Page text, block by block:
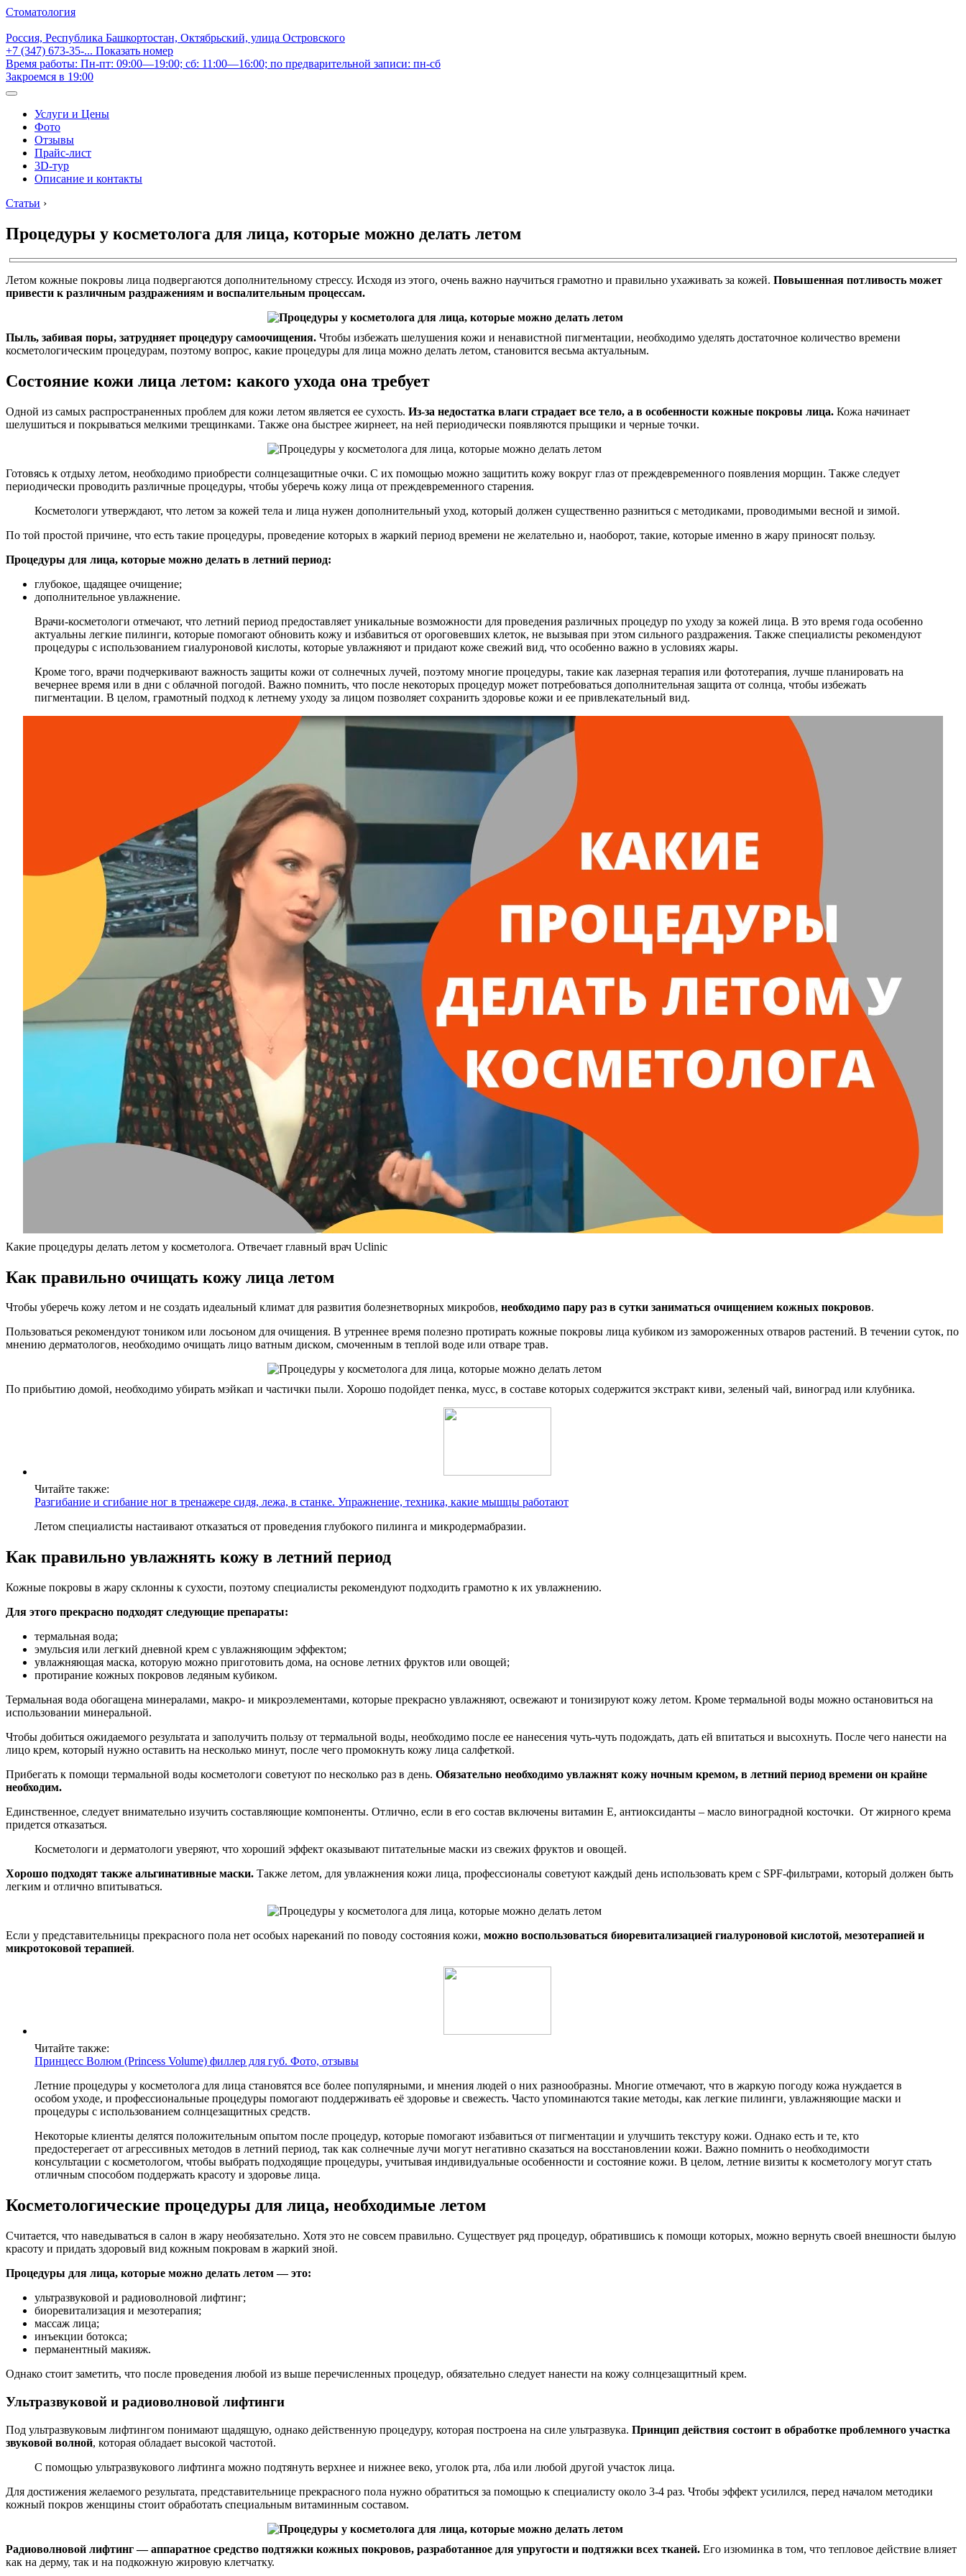
Стоматология
Россия, Республика Башкортостан, Октябрьский, улица Островского
+7 (347) 673-35-... Показать номер
Время работы: Пн-пт: 09:00—19:00; сб: 11:00—16:00; по предварительной записи: пн-сб
Закроемся в 19:00
Услуги и Цены
Фото
Отзывы
Прайс-лист
3D-тур
Описание и контакты
Статьи ›
Процедуры у косметолога для лица, которые можно делать летом
Летом кожные покровы лица подвергаются дополнительному стрессу. Исходя из этого, очень важно научиться грамотно и правильно ухаживать за кожей. Повышенная потливость может
привести к различным раздражениям и воспалительным процессам.
Пыль, забивая поры, затрудняет процедуру самоочищения. Чтобы избежать шелушения кожи и ненавистной пигментации, необходимо уделять достаточное количество времени
косметологическим процедурам, поэтому вопрос, какие процедуры для лица можно делать летом, становится весьма актуальным.
Состояние кожи лица летом: какого ухода она требует
Одной из самых распространенных проблем для кожи летом является ее сухость. Из-за недостатка влаги страдает все тело, а в особенности кожные покровы лица. Кожа начинает
шелушиться и покрываться мелкими трещинками. Также она быстрее жирнеет, на ней периодически появляются прыщики и черные точки.
Готовясь к отдыху летом, необходимо приобрести солнцезащитные очки. С их помощью можно защитить кожу вокруг глаз от преждевременного появления морщин. Также следует
периодически проводить различные процедуры, чтобы уберечь кожу лица от преждевременного старения.
Косметологи утверждают, что летом за кожей тела и лица нужен дополнительный уход, который должен существенно разниться с методиками, проводимыми весной и зимой.
По той простой причине, что есть такие процедуры, проведение которых в жаркий период времени не желательно и, наоборот, такие, которые именно в жару приносят пользу.
Процедуры для лица, которые можно делать в летний период:
глубокое, щадящее очищение;
дополнительное увлажнение.
Врачи-косметологи отмечают, что летний период предоставляет уникальные возможности для проведения различных процедур по уходу за кожей лица. В это время года особенно
актуальны легкие пилинги, которые помогают обновить кожу и избавиться от ороговевших клеток, не вызывая при этом сильного раздражения. Также специалисты рекомендуют
процедуры с использованием гиалуроновой кислоты, которые увлажняют и придают коже свежий вид, что особенно важно в условиях жары.
Кроме того, врачи подчеркивают важность защиты кожи от солнечных лучей, поэтому многие процедуры, такие как лазерная терапия или фототерапия, лучше планировать на
вечернее время или в дни с облачной погодой. Важно помнить, что после некоторых процедур может потребоваться дополнительная защита от солнца, чтобы избежать
пигментации. В целом, грамотный подход к летнему уходу за лицом позволяет сохранить здоровье кожи и ее привлекательный вид.
Какие процедуры делать летом у косметолога. Отвечает главный врач Uclinic
Как правильно очищать кожу лица летом
Чтобы уберечь кожу летом и не создать идеальный климат для развития болезнетворных микробов, необходимо пару раз в сутки заниматься очищением кожных покровов.
Пользоваться рекомендуют тоником или лосьоном для очищения. В утреннее время полезно протирать кожные покровы лица кубиком из замороженных отваров растений. В течении суток, по
мнению дерматологов, необходимо очищать лицо ватным диском, смоченным в теплой воде или отваре трав.
По прибытию домой, необходимо убирать мэйкап и частички пыли. Хорошо подойдет пенка, мусс, в составе которых содержится экстракт киви, зеленый чай, виноград или клубника.
Читайте также:
Разгибание и сгибание ног в тренажере сидя, лежа, в станке. Упражнение, техника, какие мышцы работают
Летом специалисты настаивают отказаться от проведения глубокого пилинга и микродермабразии.
Как правильно увлажнять кожу в летний период
Кожные покровы в жару склонны к сухости, поэтому специалисты рекомендуют подходить грамотно к их увлажнению.
Для этого прекрасно подходят следующие препараты:
термальная вода;
эмульсия или легкий дневной крем с увлажняющим эффектом;
увлажняющая маска, которую можно приготовить дома, на основе летних фруктов или овощей;
протирание кожных покровов ледяным кубиком.
Термальная вода обогащена минералами, макро- и микроэлементами, которые прекрасно увлажняют, освежают и тонизируют кожу летом. Кроме термальной воды можно остановиться на
использовании минеральной.
Чтобы добиться ожидаемого результата и заполучить пользу от термальной воды, необходимо после ее нанесения чуть-чуть подождать, дать ей впитаться и высохнуть. После чего нанести на
лицо крем, который нужно оставить на несколько минут, после чего промокнуть кожу лица салфеткой.
Прибегать к помощи термальной воды косметологи советуют по несколько раз в день. Обязательно необходимо увлажнят кожу ночным кремом, в летний период времени он крайне
необходим.
Единственное, следует внимательно изучить составляющие компоненты. Отлично, если в его состав включены витамин E, антиоксиданты – масло виноградной косточки. От жирного крема
придется отказаться.
Косметологи и дерматологи уверяют, что хороший эффект оказывают питательные маски из свежих фруктов и овощей.
Хорошо подходят также альгинативные маски. Также летом, для увлажнения кожи лица, профессионалы советуют каждый день использовать крем с SPF-фильтрами, который должен быть
легким и отлично впитываться.
Если у представительницы прекрасного пола нет особых нареканий по поводу состояния кожи, можно воспользоваться биоревитализацией гиалуроновой кислотой, мезотерапией и
микротоковой терапией.
Читайте также:
Принцесс Волюм (Princess Volume) филлер для губ. Фото, отзывы
Летние процедуры у косметолога для лица становятся все более популярными, и мнения людей о них разнообразны. Многие отмечают, что в жаркую погоду кожа нуждается в
особом уходе, и профессиональные процедуры помогают поддерживать её здоровье и свежесть. Часто упоминаются такие методы, как легкие пилинги, увлажняющие маски и
процедуры с использованием солнцезащитных средств.
Некоторые клиенты делятся положительным опытом после процедур, которые помогают избавиться от пигментации и улучшить текстуру кожи. Однако есть и те, кто
предостерегает от агрессивных методов в летний период, так как солнечные лучи могут негативно сказаться на восстановлении кожи. Важно помнить о необходимости
консультации с косметологом, чтобы выбрать подходящие процедуры, учитывая индивидуальные особенности и состояние кожи. В целом, летние визиты к косметологу могут стать
отличным способом поддержать красоту и здоровье лица.
Косметологические процедуры для лица, необходимые летом
Считается, что наведываться в салон в жару необязательно. Хотя это не совсем правильно. Существует ряд процедур, обратившись к помощи которых, можно вернуть своей внешности былую
красоту и придать здоровый вид кожным покровам в жаркий зной.
Процедуры для лица, которые можно делать летом — это:
ультразвуковой и радиоволновой лифтинг;
биоревитализация и мезотерапия;
массаж лица;
инъекции ботокса;
перманентный макияж.
Однако стоит заметить, что после проведения любой из выше перечисленных процедур, обязательно следует нанести на кожу солнцезащитный крем.
Ультразвуковой и радиоволновой лифтинги
Под ультразвуковым лифтингом понимают щадящую, однако действенную процедуру, которая построена на силе ультразвука. Принцип действия состоит в обработке проблемного участка
звуковой волной, которая обладает высокой частотой.
С помощью ультразвукового лифтинга можно подтянуть верхнее и нижнее веко, уголок рта, лба или любой другой участок лица.
Для достижения желаемого результата, представительнице прекрасного пола нужно обратиться за помощью к специалисту около 3-4 раз. Чтобы эффект усилился, перед началом методики
кожный покров женщины стоит обработать специальным витаминным составом.
Радиоволновой лифтинг — аппаратное средство подтяжки кожных покровов, разработанное для упругости и подтяжки всех тканей. Его изюминка в том, что тепловое действие влияет
как на дерму, так и на подкожную жировую клетчатку.